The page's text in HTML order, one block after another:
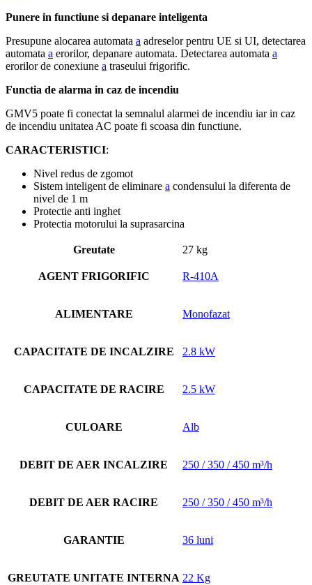
Punere in functiune si depanare inteligenta
Presupune alocarea automata a adreselor pentru UE si UI, detectarea
automata a erorilor, depanare automata. Detectarea automata a
erorilor de conexiune a traseului frigorific.
Functia de alarma in caz de incendiu
GMV5 poate fi conectat la semnalul alarmei de incendiu iar in caz
de incendiu unitatea AC poate fi scoasa din functiune.
CARACTERISTICI:
Nivel redus de zgomot
Sistem inteligent de eliminare a condensului la diferenta de
nivel de 1 m
Protectie anti inghet
Protectia motorului la suprasarcina
Greutate 27 kg
AGENT FRIGORIFIC R-410A
ALIMENTARE Monofazat
CAPACITATE DE INCALZIRE 2.8 kW
CAPACITATE DE RACIRE 2.5 kW
CULOARE Alb
DEBIT DE AER INCALZIRE 250 / 350 / 450 m³/h
DEBIT DE AER RACIRE 250 / 350 / 450 m³/h
GARANTIE 36 luni
GREUTATE UNITATE INTERNA 22 Kg